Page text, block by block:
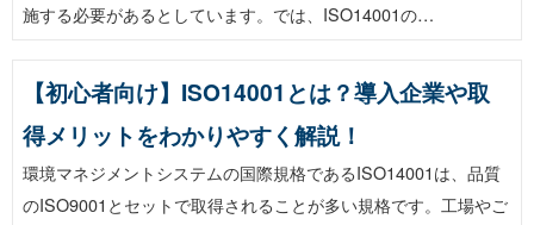
施する必要があるとしています。では、ISO14001の…
【初心者向け】ISO14001とは？導入企業や取
得メリットをわかりやすく解説！
環境マネジメントシステムの国際規格であるISO14001は、品質
のISO9001とセットで取得されることが多い規格です。工場やご